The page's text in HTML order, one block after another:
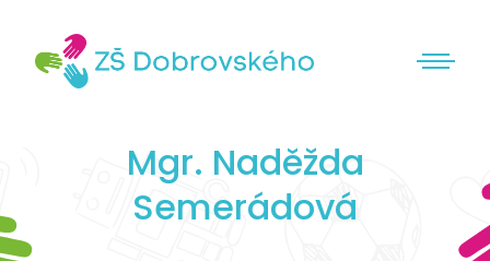
Mgr. Naděžda
Semerádová